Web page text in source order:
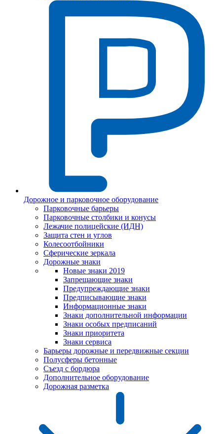
Дорожное и парковочное оборудование
Парковочные барьеры
Парковочные столбики и конусы
Лежачие полицейские (ИДН)
Защита стен и углов
Колесоотбойники
Сферические зеркала
Дорожные знаки
Новые знаки 2019
Запрещающие знаки
Предупреждающие знаки
Предписывающие знаки
Информационные знаки
Знаки дополнительной информации
Знаки особых предписаний
Знаки приоритета
Знаки сервиса
Барьеры дорожные и передвижные секции
Полусферы бетонные
Съезд с бордюра
Дополнительное оборудование
Дорожная разметка